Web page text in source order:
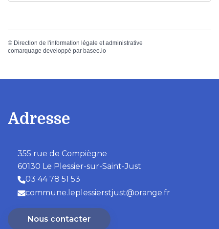
© Direction de l'information légale et administrative
comarquage developpé par baseo.io
Adresse
355 rue de Compiègne
60130 Le Plessier-sur-Saint-Just
03 44 78 51 53
commune.leplessierstjust@orange.fr
Nous contacter